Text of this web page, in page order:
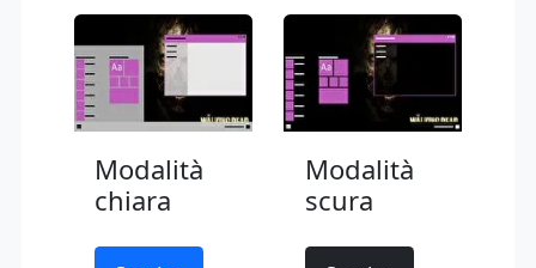
Modalità
chiara
Modalità
scura